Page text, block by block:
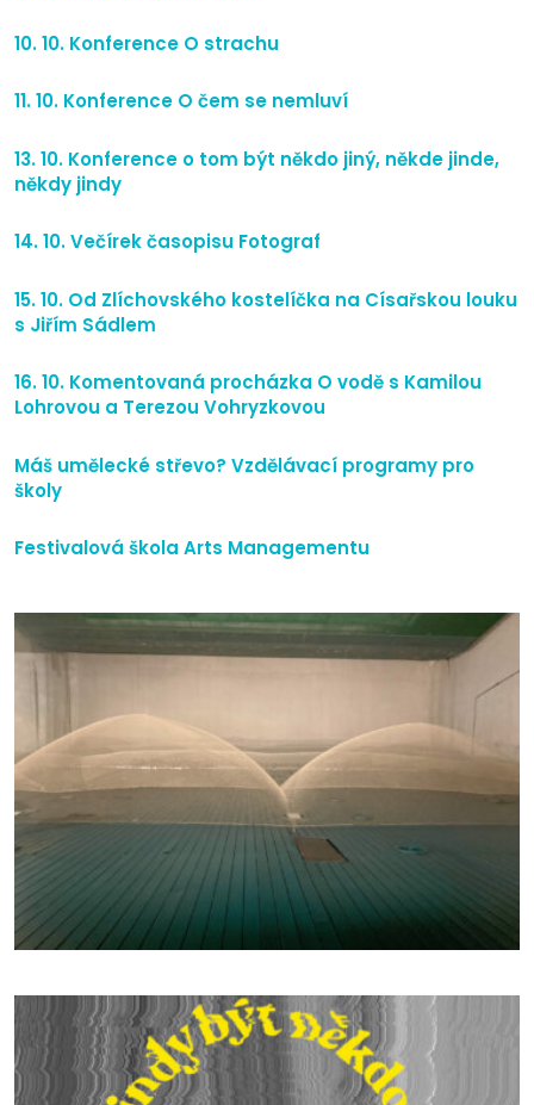
10. 10. Konference O strachu
11. 10. Konference O čem se nemluví
13. 10. Konference o tom být někdo jiný, někde jinde,
někdy jindy
14. 10. Večírek časopisu Fotograf
15. 10. Od Zlíchovského kostelíčka na Císařskou louku
s Jiřím Sádlem
16. 10. Komentovaná procházka O vodě s Kamilou
Lohrovou a Terezou Vohryzkovou
Máš umělecké střevo? Vzdělávací programy pro
školy
Festivalová škola Arts Managementu